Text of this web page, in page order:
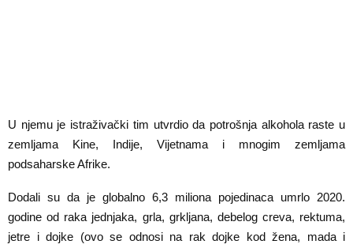
U njemu je istraživački tim utvrdio da potrošnja alkohola raste u
zemljama Kine, Indije, Vijetnama i mnogim zemljama
podsaharske Afrike.
Dodali su da je globalno 6,3 miliona pojedinaca umrlo 2020.
godine od raka jednjaka, grla, grkljana, debelog creva, rektuma,
jetre i dojke (ovo se odnosi na rak dojke kod žena, mada i